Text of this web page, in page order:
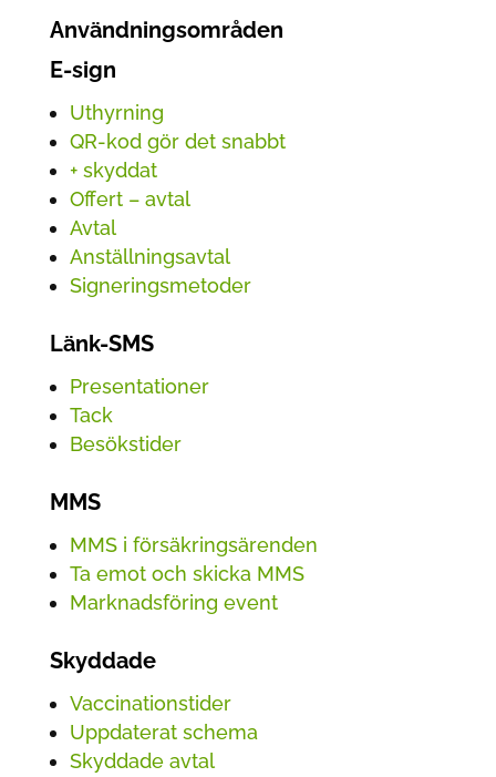
Användnings­områden
E-sign
Uthyrning
QR-kod gör det snabbt
+ skyddat
Offert – avtal
Avtal
Anställnings­avtal
Signerings­metoder
Länk-SMS
Presentationer
Tack
Besökstider
MMS
MMS i försäkringsärenden
Ta emot och skicka MMS
Marknadsföring event
Skyddade
Vaccinationstider
Uppdaterat schema
Skyddade avtal